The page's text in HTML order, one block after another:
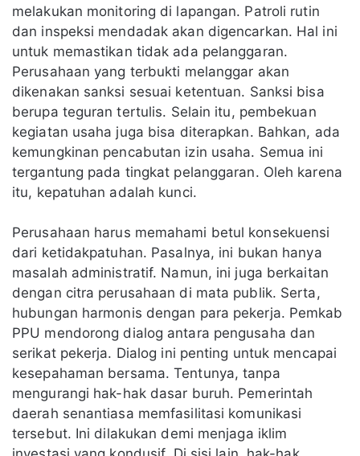
melakukan monitoring di lapangan. Patroli rutin
dan inspeksi mendadak akan digencarkan. Hal ini
untuk memastikan tidak ada pelanggaran.
Perusahaan yang terbukti melanggar akan
dikenakan sanksi sesuai ketentuan. Sanksi bisa
berupa teguran tertulis. Selain itu, pembekuan
kegiatan usaha juga bisa diterapkan. Bahkan, ada
kemungkinan pencabutan izin usaha. Semua ini
tergantung pada tingkat pelanggaran. Oleh karena
itu, kepatuhan adalah kunci.
Perusahaan harus memahami betul konsekuensi
dari ketidakpatuhan. Pasalnya, ini bukan hanya
masalah administratif. Namun, ini juga berkaitan
dengan citra perusahaan di mata publik. Serta,
hubungan harmonis dengan para pekerja. Pemkab
PPU mendorong dialog antara pengusaha dan
serikat pekerja. Dialog ini penting untuk mencapai
kesepahaman bersama. Tentunya, tanpa
mengurangi hak-hak dasar buruh. Pemerintah
daerah senantiasa memfasilitasi komunikasi
tersebut. Ini dilakukan demi menjaga iklim